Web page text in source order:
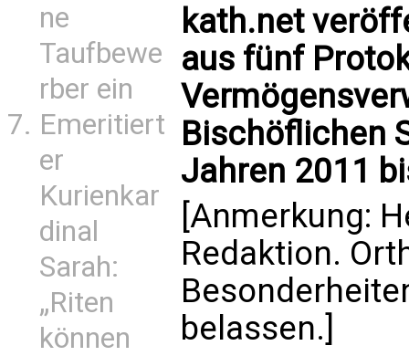
ne
Taufbewe
rber ein
Emeritiert
er
Kurienkar
dinal
Sarah:
„Riten
können
kath.net
aus fünf
Bischöflichen
Jahren 2011
[Anmerkung:
Redaktion.
belassen.]